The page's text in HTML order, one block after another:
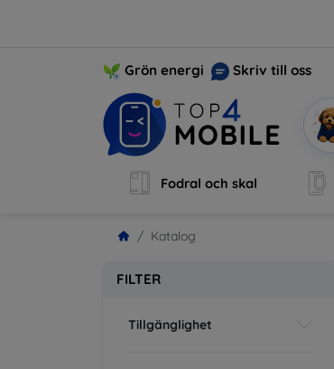
Grön energi Skriv till oss
Fodral och skal
Katalog
FILTER
Tillgänglighet